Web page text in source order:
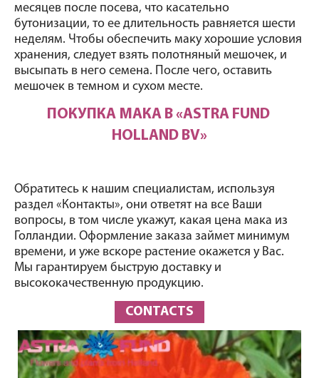
месяцев после посева, что касательно
бутонизации, то ее длительность равняется шести
неделям. Чтобы обеспечить маку хорошие условия
хранения, следует взять полотняный мешочек, и
высыпать в него семена. После чего, оставить
мешочек в темном и сухом месте.
ПОКУПКА МАКА В «ASTRA FUND
HOLLAND BV»
Обратитесь к нашим специалистам, используя
раздел «Контакты», они ответят на все Ваши
вопросы, в том числе укажут, какая цена мака из
Голландии. Оформление заказа займет минимум
времени, и уже вскоре растение окажется у Вас.
Мы гарантируем быструю доставку и
высококачественную продукцию.
CONTACTS